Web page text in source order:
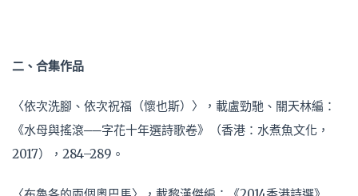
二、合集作品
〈依次洗腳、依次祝福（懷也斯）〉，載盧勁馳、關天林編：
《水母與搖滾──字花十年選詩歌卷》（香港：水煮魚文化，
2017），284–289。